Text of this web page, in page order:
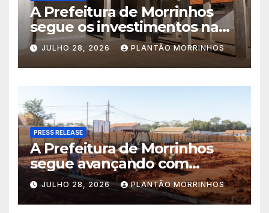
A Prefeitura de Morrinhos
segue os investimentos na
educação. A obra da Escola
Municipal Eudóxio de
Figueiredo avança em ritmo
acelerado e já ganha forma.
JULHO 28, 2026 PLANTÃO MORRINHOS
PRESS RELEASE
A Prefeitura de Morrinhos
segue avançando com
importantes investimentos
no Setor Arca de Noé.
JULHO 28, 2026 PLANTÃO MORRINHOS